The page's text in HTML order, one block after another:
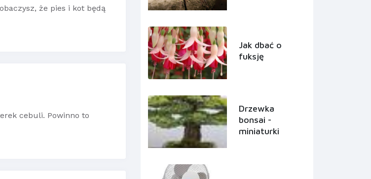
że pies i kot będą
cebuli. Powinno to
Jak dbać o
fuksję
Drzewka
bonsai -
miniaturki